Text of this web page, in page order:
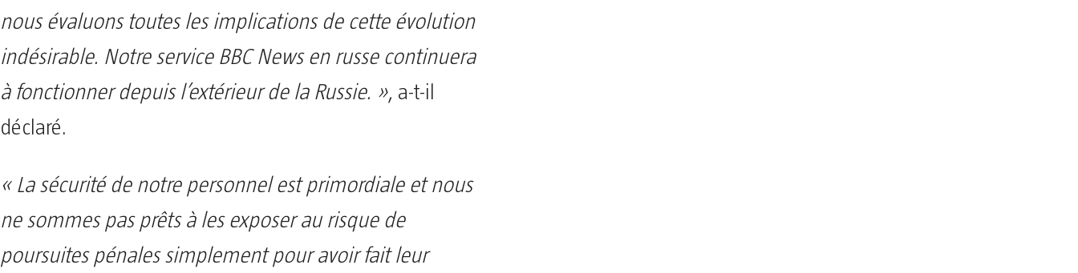
nous évaluons toutes les implications de cette évolution
indésirable. Notre service BBC News en russe continuera
à fonctionner depuis l’extérieur de la Russie. », a-t-il
déclaré.
« La sécurité de notre personnel est primordiale et nous
ne sommes pas prêts à les exposer au risque de
poursuites pénales simplement pour avoir fait leur